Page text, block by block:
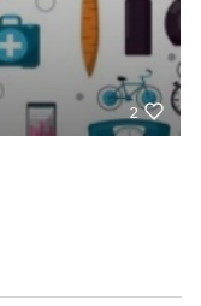
2